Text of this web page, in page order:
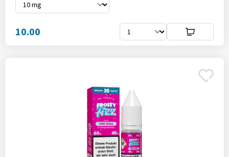
10.00